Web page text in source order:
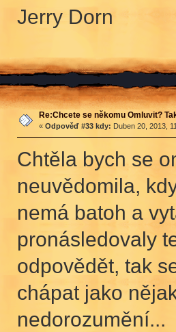
Jerry Dorn
Re:Chcete se někomu Omluvit?
« Odpověď #33 kdy: Duben 20, 2013,
Chtěla bych se
neuvědomila,
nemá batoh a
pronásledovaly
odpovědět, tak
chápat jako
nedorozumění...